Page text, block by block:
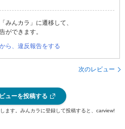
みんカラ」に遷移して、
ができます。
ら、違反報告をする
次のレビュー
ューを投稿する
ます。みんカラに登録して投稿すると、carview!